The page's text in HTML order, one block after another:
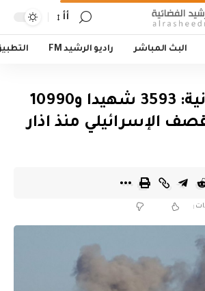
أأ
البث المباشر راديو الرشيد FM
الصحة اللبنانية: 3593 شهيدا و10990
الإسرائيلي منذ اذار